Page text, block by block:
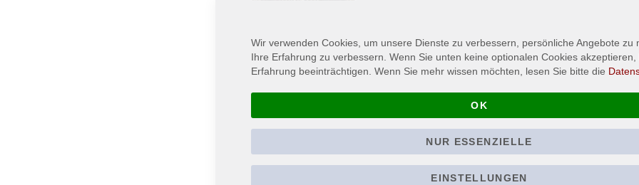
MOSAIC - Heimatspuk - Patch /
Aufnäher
FELLWARDEN - Logo - Patch /
Aufnäher
In den Warenkorb
THEY
Logo -
Wir verwenden Cookies, um unsere Dienste zu verbessern, persönliche Angebote zu
Ihre Erfahrung zu verbessern. Wenn Sie unten keine optionalen Cookies
Erfahrung beeinträchtigen. Wenn Sie mehr wissen möchten, lesen Sie bitte die
OK
NUR ESSENZIELLE
EINSTELLUNGEN